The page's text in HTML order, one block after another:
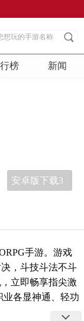
榜 新闻
安卓版下载3
手游。游戏
，斗技斗法不斗
立即畅享指尖激
业各显神通、轻功